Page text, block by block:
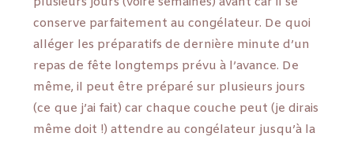
conserve parfaitement au congélateur. De quoi
alléger les préparatifs de dernière minute d’un
repas de fête longtemps prévu à l’avance. De
même, il peut être préparé sur plusieurs jours
(ce que j’ai fait) car chaque couche peut (je dirais
même doit !) attendre au congélateur jusqu’à la